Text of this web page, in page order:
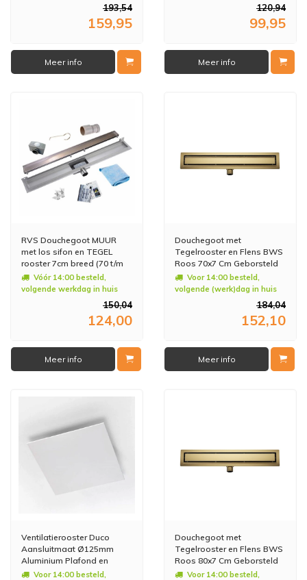
193,54
159,95
Meer info
120,94
99,95
Meer info
RVS Douchegoot MUUR
met los sifon en TEGEL
rooster 7cm breed (70 t/m
100cm)
Vóór 14:00 besteld,
volgende werkdag in huis
150,04
124,00
Meer info
Douchegoot met
Tegelrooster en Flens BWS
Roos 70x7 Cm Geborsteld
Messing
Voor 14:00 besteld,
volgende (werk)dag in huis
184,04
152,10
Meer info
Ventilatierooster Duco
Aansluitmaat Ø125mm
Aluminium Plafond en
Muurmontage Wit
Voor 14:00 besteld,
Douchegoot met
Tegelrooster en Flens BWS
Roos 80x7 Cm Geborsteld
Messing
Voor 14:00 besteld,